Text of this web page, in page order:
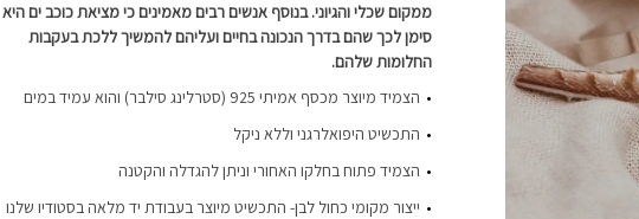
ממקום שכלי והגיוני. בנוסף אנשים רבים מאמינים כי מציאת כוכב ים היא
סימן לכך שהם בדרך הנכונה בחיים ועליהם להמשיך ללכת בעקבות
החלומות שלהם.
הצמיד מיוצר מכסף אמיתי 925 (סטרלינג סילבר) והוא עמיד במים
התכשיט היפואלרגני וללא ניקל
הצמיד פתוח בחלקו האחורי וניתן להגדלה והקטנה
ייצור מקומי כחול לבן- התכשיט מיוצר בעבודת יד מלאה בסטודיו שלנו